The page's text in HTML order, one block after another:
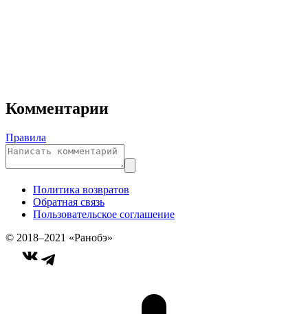
Комментарии
Правила
Политика возвратов
Обратная связь
Пользовательское соглашение
© 2018–2021 «Ранобэ»